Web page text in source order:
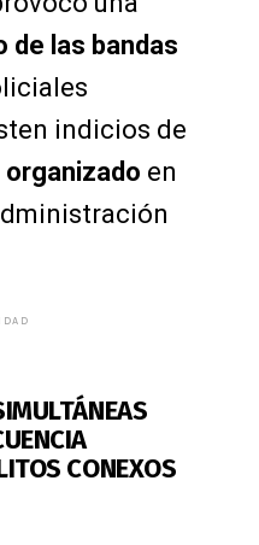
de las bandas
indicios de
en
CONEXOS